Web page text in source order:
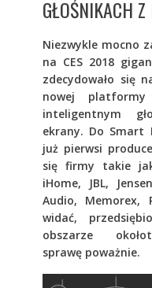
GŁOŚNIKACH
Niezwykle mocno
na CES 2018
zdecydowało się
nowej platformy
inteligentnym
ekrany. Do Smart
już pierwsi
się firmy takie
iHome, JBL,
Audio, Memorex,
widać,
obszarze
sprawę poważnie.